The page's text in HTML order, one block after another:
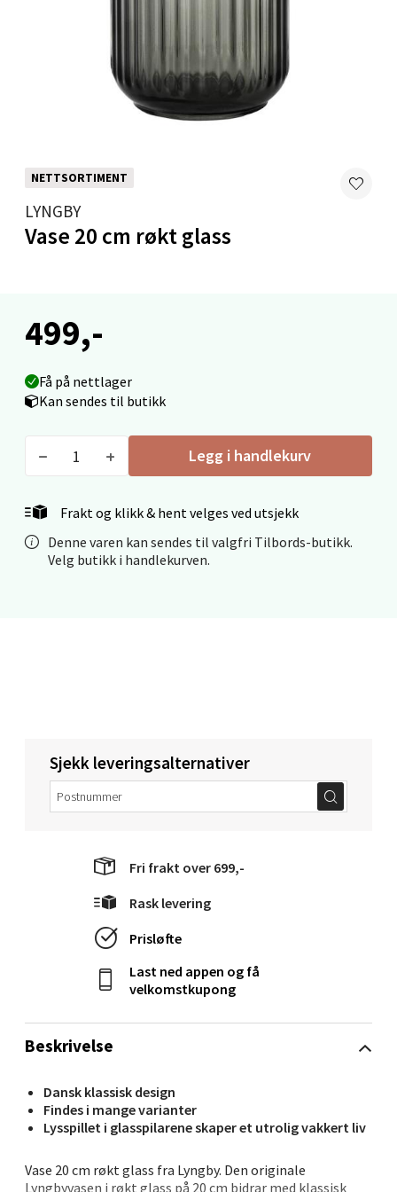
NETTSORTIMENT
LYNGBY
Vase 20 cm røkt glass
499,-
Få på nettlager
Kan sendes til butikk
Legg i handlekurv
Frakt og klikk & hent velges ved utsjekk
Denne varen kan sendes til valgfri Tilbords-butikk.
Velg butikk i handlekurven.
Beskrivelse
Dansk klassisk design
Findes i mange varianter
Lysspillet i glasspilarene skaper et utrolig vakkert liv
Vase 20 cm røkt glass fra Lyngby. Den originale
Lyngbyvasen i røkt glass på 20 cm bidrar med klassisk
Sjekk leveringsalternativer
Fri frakt over 699,-
Rask levering
Prisløfte
Last ned appen og få
velkomstkupong
Levanger - Magneten
Åpent i dag 10-20
0 i butikk
Mandal - Alti Mandal
Skarvøyveien 55, 4517 Mandal
Ålesund - Thon Senter Moa
Åpent i dag 10-20
0 i butikk
Molde - Moldetorget
Åpent i dag 10-20
0 i butikk